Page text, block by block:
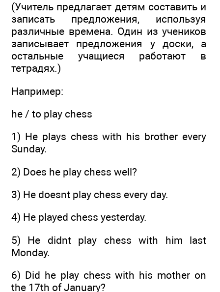
(Учитель предлагает детям составить и
записать предложения, используя
различные времена. Один из учеников
записывает предложения у доски, а
остальные учащиеся работают в
тетрадях.)
Например:
he / to play chess
1) He plays chess with his brother every
Sunday.
2) Does he play chess well?
3) He doesnt play chess every day.
4) He played chess yesterday.
5) He didnt play chess with him last
Monday.
6) Did he play chess with his mother on
the 17th of January?